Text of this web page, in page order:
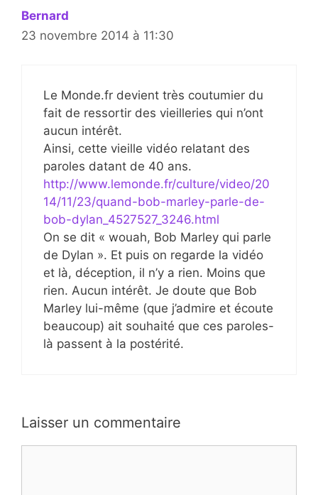
Bernard
23 novembre 2014 à 11:30
Le Monde.fr devient très coutumier du
fait de ressortir des vieilleries qui n’ont
aucun intérêt.
Ainsi, cette vieille vidéo relatant des
paroles datant de 40 ans.
http://www.lemonde.fr/culture/video/20
14/11/23/quand-bob-marley-parle-de-
bob-dylan_4527527_3246.html
On se dit « wouah, Bob Marley qui parle
de Dylan ». Et puis on regarde la vidéo
et là, déception, il n’y a rien. Moins que
rien. Aucun intérêt. Je doute que Bob
Marley lui-même (que j’admire et écoute
beaucoup) ait souhaité que ces paroles-
là passent à la postérité.
Laisser un commentaire